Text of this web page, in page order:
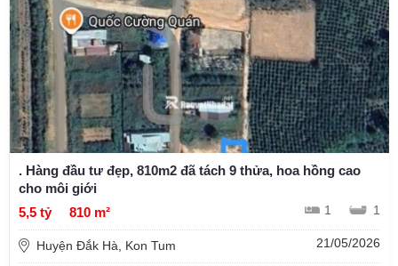
. Hàng đầu tư đẹp, 810m2 đã tách 9 thửa, hoa hồng cao
cho môi giới
5,5 tỷ
810 m² 1 1
Huyện Đắk Hà, Kon Tum 21/05/2026